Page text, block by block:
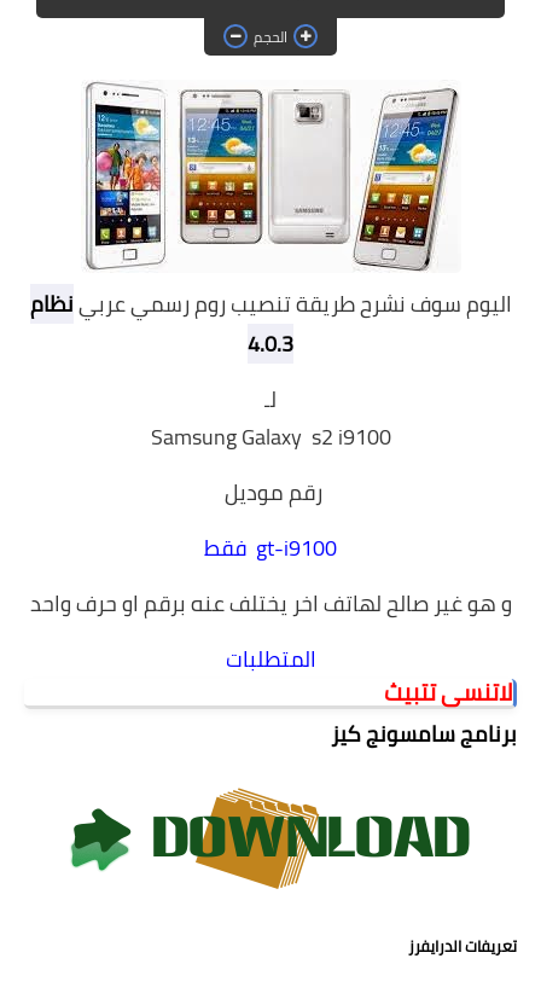
الحلقات
العاب
الحجم
اليوم سوف نشرح طريقة تنصيب روم رسمي عربينظام
4.0.3
لـ
Samsung Galaxy s2 i9100
رقم موديل
gt-i9100 فقط
و هو غير صالح لهاتف اخر يختلف عنه برقم او حرف واحد
المتطلبات
لاتنسى تتبيث
برنامج سامسونج كيز
تعريفات الدرايفرز